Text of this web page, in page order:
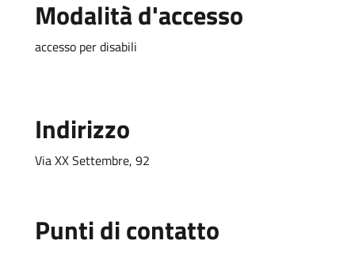
Modalità d'accesso
accesso per disabili
Indirizzo
Via XX Settembre, 92
Punti di contatto